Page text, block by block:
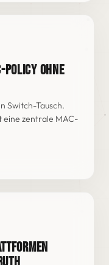
PERMIT
POLICY OHNE
Switch-Tausch.
eine zentrale MAC-